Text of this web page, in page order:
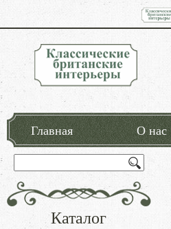
Главная О нас
Каталог